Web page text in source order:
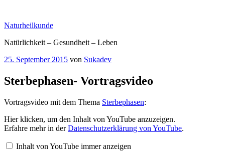
springen
Naturheilkunde
Natürlichkeit – Gesundheit – Leben
Veröffentlicht
25. September 2015 von Sukadev
Sterbephasen- Vortragsvideo
Vortragsvideo mit dem Thema Sterbephasen:
„Sterbephasen“
von
YouTube
Hier klicken, um den Inhalt von YouTube anzuzeigen.
Erfahre mehr in derDatenschutzerklärung von YouTube.
Inhalt von YouTube immer anzeigen